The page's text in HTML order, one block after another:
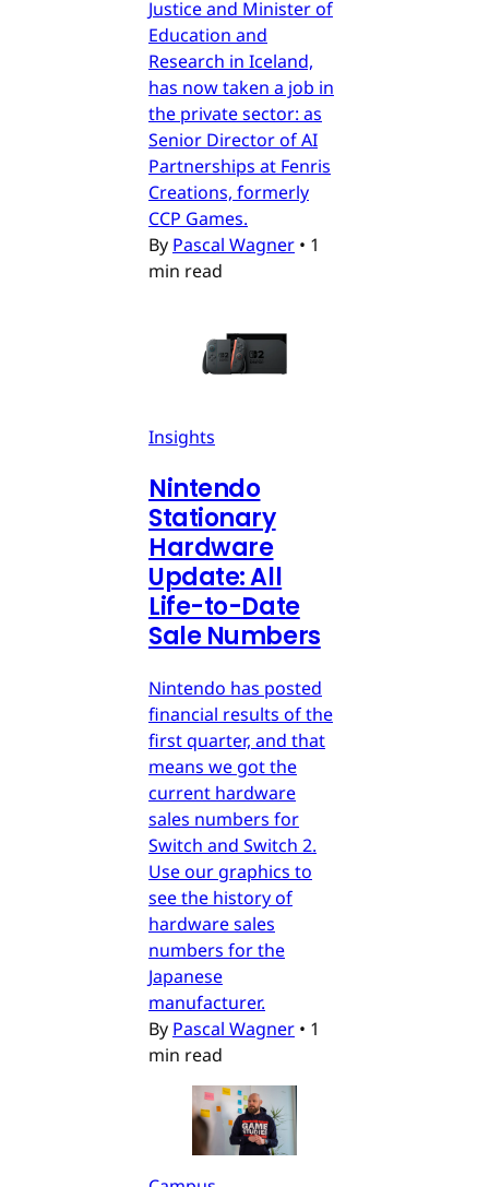
Justice and Minister of
Education and
Research in Iceland,
has now taken a job in
the private sector: as
Senior Director of AI
Partnerships at Fenris
Creations, formerly
CCP Games.
By Pascal Wagner • 1
min read
Insights
Nintendo
Stationary
Hardware
Update: All
Life-to-Date
Sale Numbers
Nintendo has posted
financial results of the
first quarter, and that
means we got the
current hardware
sales numbers for
Switch and Switch 2.
Use our graphics to
see the history of
hardware sales
numbers for the
Japanese
manufacturer.
By Pascal Wagner • 1
min read